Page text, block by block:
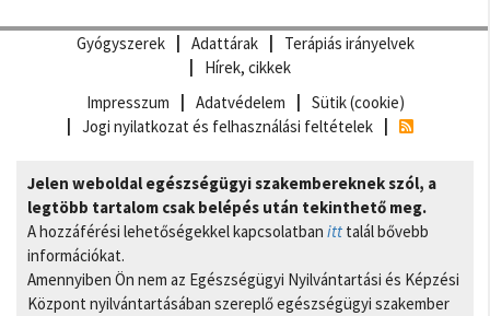
Gyógyszerek Adattárak
Terápiás irányelvek
Hírek, cikkek
Impresszum
Adatvédelem
Sütik (cookie)
Jogi nyilatkozat és felhasználási feltételek
Jelen weboldal egészségügyi szakembereknek szól, a
legtöbb tartalom csak belépés után tekinthető meg.
A hozzáférési lehetőségekkel kapcsolatban itt talál bővebb
információkat.
Amennyiben Ön nem az Egészségügyi Nyilvántartási és Képzési
Központ nyilvántartásában szereplő egészségügyi szakember